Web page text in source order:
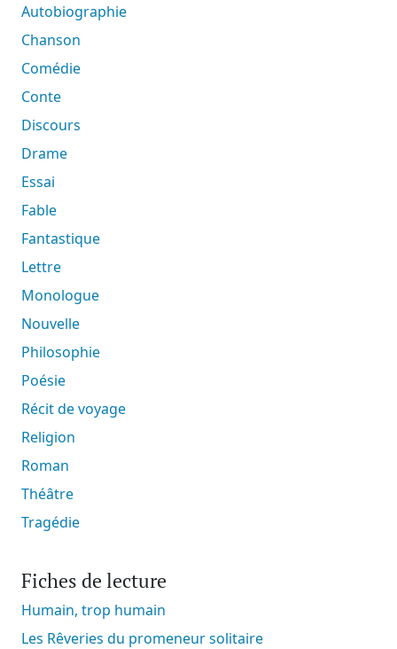
Autobiographie
Chanson
Comédie
Conte
Discours
Drame
Essai
Fable
Fantastique
Lettre
Monologue
Nouvelle
Philosophie
Poésie
Récit de voyage
Religion
Roman
Théâtre
Tragédie
Fiches de lecture
Humain, trop humain
Les Rêveries du promeneur solitaire